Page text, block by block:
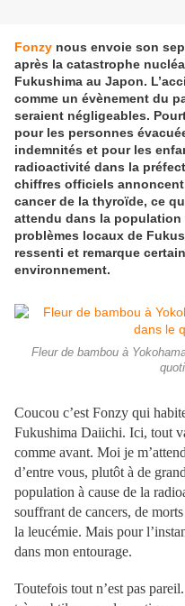
Fonzy nous envoie son
après la catastrophe
Fukushima au Japon.
comme un évènement du
seraient négligeables.
pour les personnes
indemnités et pour les
radioactivité dans la
chiffres officiels annoncent
cancer de la thyroïde, ce
attendu dans la population
problèmes locaux de
ressenti et remarque
environnement.
Fleur de bambou à
Coucou c’est Fonzy qui
Fukushima Daiichi. Ici, tout
comme avant. Moi je
d’entre vous, plutôt à de
population à cause de la
souffrant de cancers, de
la leucémie. Mais pour
dans mon entourage.
Toutefois tout n’est pas